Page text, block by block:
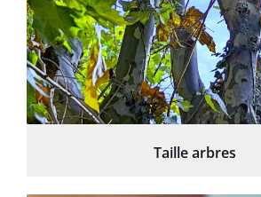
Taille arbres